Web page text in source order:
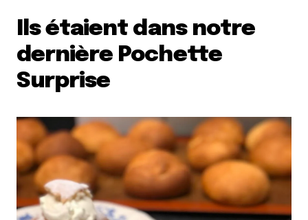
Ils étaient dans notre
dernière Pochette
Surprise